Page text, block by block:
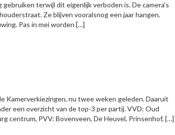
terwijl dit eigenlijk verboden is. De camera’s
Ze blijven vooralsnog een jaar hangen.
Pas in mei worden […]
Kamerverkiezingen, nu twee weken geleden. Daaruit
een overzicht van de top-3 per partij. VVD: Oud
centrum, PVV: Bovenveen, De Heuvel, Prinsenhof, […]